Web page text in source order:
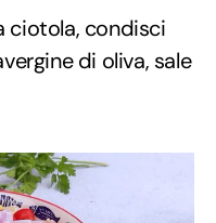
ciotola, condisci
di oliva, sale